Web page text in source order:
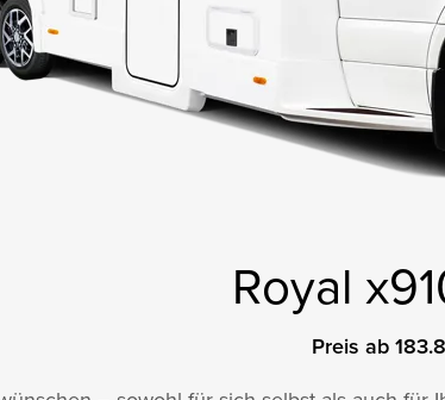
Royal
Preis ab